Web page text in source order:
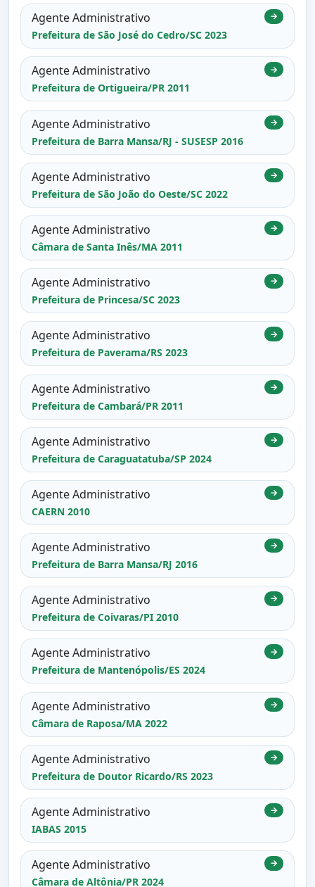
Agente Administrativo
Prefeitura de São José do Cedro/SC 2023
→
Agente Administrativo
Prefeitura de Ortigueira/PR 2011
→
Agente Administrativo
Prefeitura de Barra Mansa/RJ - SUSESP 2016
→
Agente Administrativo
Prefeitura de São João do Oeste/SC 2022
→
Agente Administrativo
Câmara de Santa Inês/MA 2011
→
Agente Administrativo
Prefeitura de Princesa/SC 2023
→
Agente Administrativo
Prefeitura de Paverama/RS 2023
→
Agente Administrativo
Prefeitura de Cambará/PR 2011
→
Agente Administrativo
Prefeitura de Caraguatatuba/SP 2024
→
Agente Administrativo
CAERN 2010
→
Agente Administrativo
Prefeitura de Barra Mansa/RJ 2016
→
Agente Administrativo
Prefeitura de Coivaras/PI 2010
→
Agente Administrativo
Prefeitura de Mantenópolis/ES 2024
→
Agente Administrativo
Câmara de Raposa/MA 2022
→
Agente Administrativo
Prefeitura de Doutor Ricardo/RS 2023
→
Agente Administrativo
IABAS 2015
→
Agente Administrativo
Câmara de Altônia/PR 2024
→